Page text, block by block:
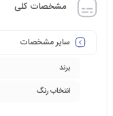
مشخصات کلی
سایر مشخصات
برند
انتخاب رنگ